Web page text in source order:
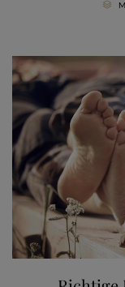
